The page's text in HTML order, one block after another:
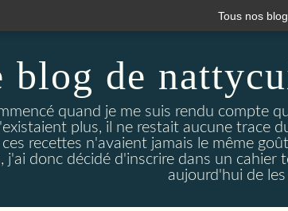
Tous nos
blog de
quand je me suis rendu compte
plus, il ne restait aucune trace
ces recettes n'avaient jamais le même
j'ai donc décidé d'inscrire dans un
aujourd'hui de